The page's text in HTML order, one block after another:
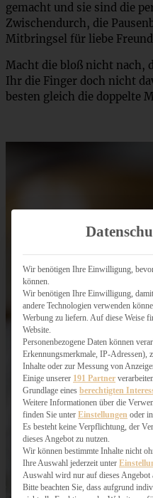
gemacht und sie sind die
Zwischendurch, die
Mitbringsel für liebe
Macht die bloß nicht nach,
Ihr die Finger doch nicht
besten gleich die doppelte
Wir benötigen Ihre Einwilligung,
können.
Wir benötigen Ihre Einwilligung,
andere Technologien verwenden
Werbung zu liefern. Auf diese Weise
Website.
Personenbezogene Daten können
Erkennungsmerkmale, IP-Adressen),
Inhalte oder zur Messung von
Einige unserer 191 Partner
Grundlage eines berechtigten
Weitere Informationen über die
finden Sie unter Einstellungen oder
Es besteht keine Verpflichtung, der
dieses Angebot zu nutzen.
Wir können bestimmte Inhalte nicht
Ihre Auswahl jederzeit unter
Auswahl wird nur auf dieses Angebot
Bitte beachten Sie, dass aufgrund